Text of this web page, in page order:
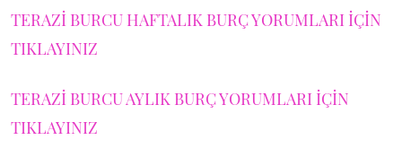
TERAZİ BURCU HAFTALIK BURÇ YORUMLARI İÇİN
TIKLAYINIZ
TERAZİ BURCU AYLIK BURÇ YORUMLARI İÇİN
TIKLAYINIZ